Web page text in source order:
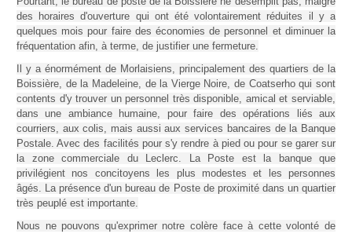
des horaires d'ouverture qui ont été volontairement réduites il y a
quelques mois pour faire des économies de personnel et diminuer la
fréquentation afin, à terme, de justifier une fermeture.
Il y a énormément de Morlaisiens, principalement des quartiers de la
Boissière, de la Madeleine, de la Vierge Noire, de Coatserho qui sont
contents d'y trouver un personnel très disponible, amical et serviable,
dans une ambiance humaine, pour faire des opérations liés aux
courriers, aux colis, mais aussi aux services bancaires de la Banque
Postale. Avec des facilités pour s'y rendre à pied ou pour se garer sur
la zone commerciale du Leclerc. La Poste est la banque que
privilégient nos concitoyens les plus modestes et les personnes
âgés. La présence d'un bureau de Poste de proximité dans un quartier
très peuplé est importante.
Nous ne pouvons qu'exprimer notre colère face à cette volonté de